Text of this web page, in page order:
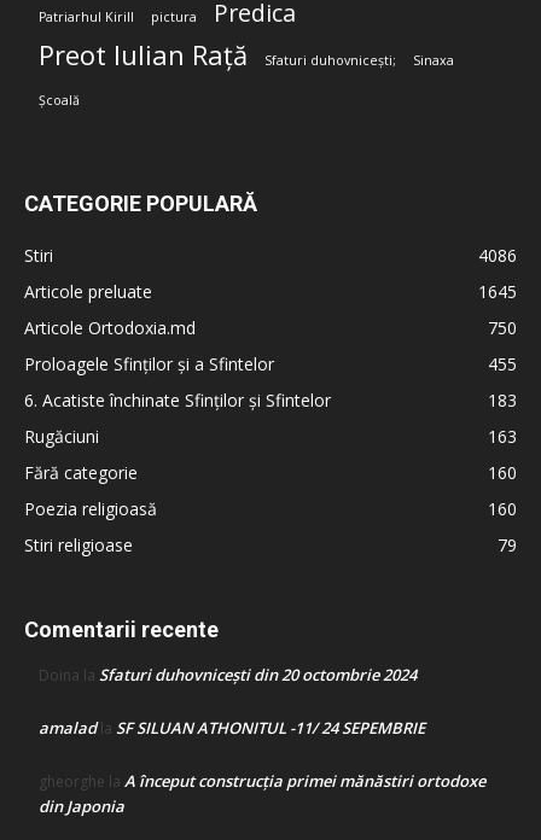
Patriarhul Kirill pictura Predica
Preot Iulian Rață Sfaturi duhovnicești; Sinaxa
Școală
CATEGORIE POPULARĂ
Stiri
4086
Articole preluate
1645
Articole Ortodoxia.md
750
Proloagele Sfinților și a Sfintelor
455
6. Acatiste închinate Sfinților și Sfintelor
183
Rugăciuni
163
Fără categorie
160
Poezia religioasă
160
Stiri religioase
79
Comentarii recente
Doina la Sfaturi duhovnicești din 20 octombrie 2024
amaladla SF SILUAN ATHONITUL -11/ 24 SEPEMBRIE
gheorghe la A început construcţia primei mănăstiri ortodoxe
din Japonia